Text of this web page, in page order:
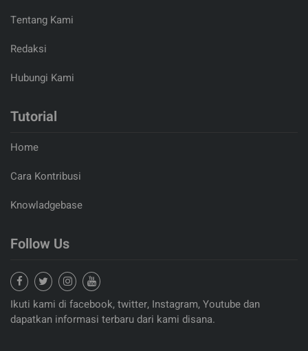
Tentang Kami
Redaksi
Hubungi Kami
Tutorial
Home
Cara Kontribusi
Knowladgebase
Follow Us
Ikuti kami di facebook, twitter, Instagram, Youtube dan
dapatkan informasi terbaru dari kami disana.